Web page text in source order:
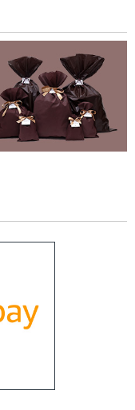
。特にオールレザーの
い始めに少し窮屈で
事前にお問い合わせ頂
させて頂きます。ま
使用品であれば当店は
換が可能です。適合サ
品も承っております。
ざいませんので、基本
イズがお決まりでした
す。
格(小売り販売として設
トや、生産ロット数、